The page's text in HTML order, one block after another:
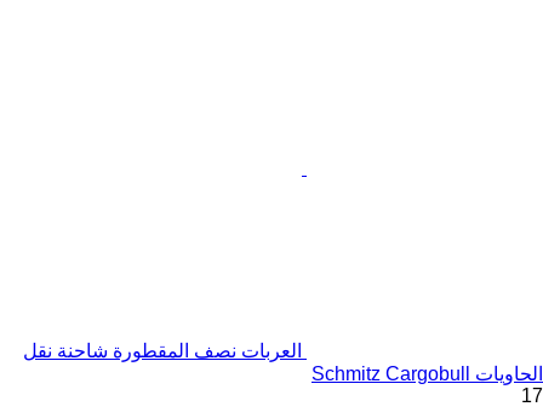
العربات نصف المقطورة شاحنة نقل
الحاويات Schmitz Cargobull
17